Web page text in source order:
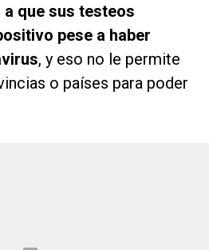
a que sus testeos
pese a haber
, y eso no le permite
o países para poder